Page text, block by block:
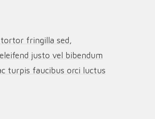
fringilla sed,
justo vel bibendum
turpis faucibus orci luctus